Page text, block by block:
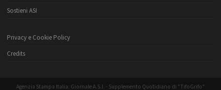
Sostieni ASI
Privacy e Cookie Policy
Credits
Agenzia Stampa Italia: Giornale A.S.I. - Supplemento Quotidiano di "TifoGrifo"